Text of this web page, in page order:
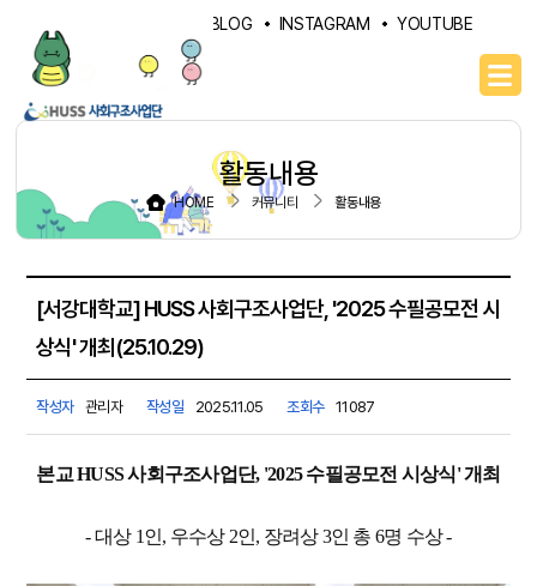
NAVER BLOG INSTAGRAM YOUTUBE
활동내용
HOME 커뮤니티 활동내용
[서강대학교] HUSS 사회구조사업단, '2025 수필공모전 시
상식' 개최(25.10.29)
작성자 관리자 작성일 2025.11.05 조회수 11087
본교 HUSS 사회구조사업단, '2025 수필공모전 시상식' 개최
- 대상 1인, 우수상 2인, 장려상 3인 총 6명 수상 -